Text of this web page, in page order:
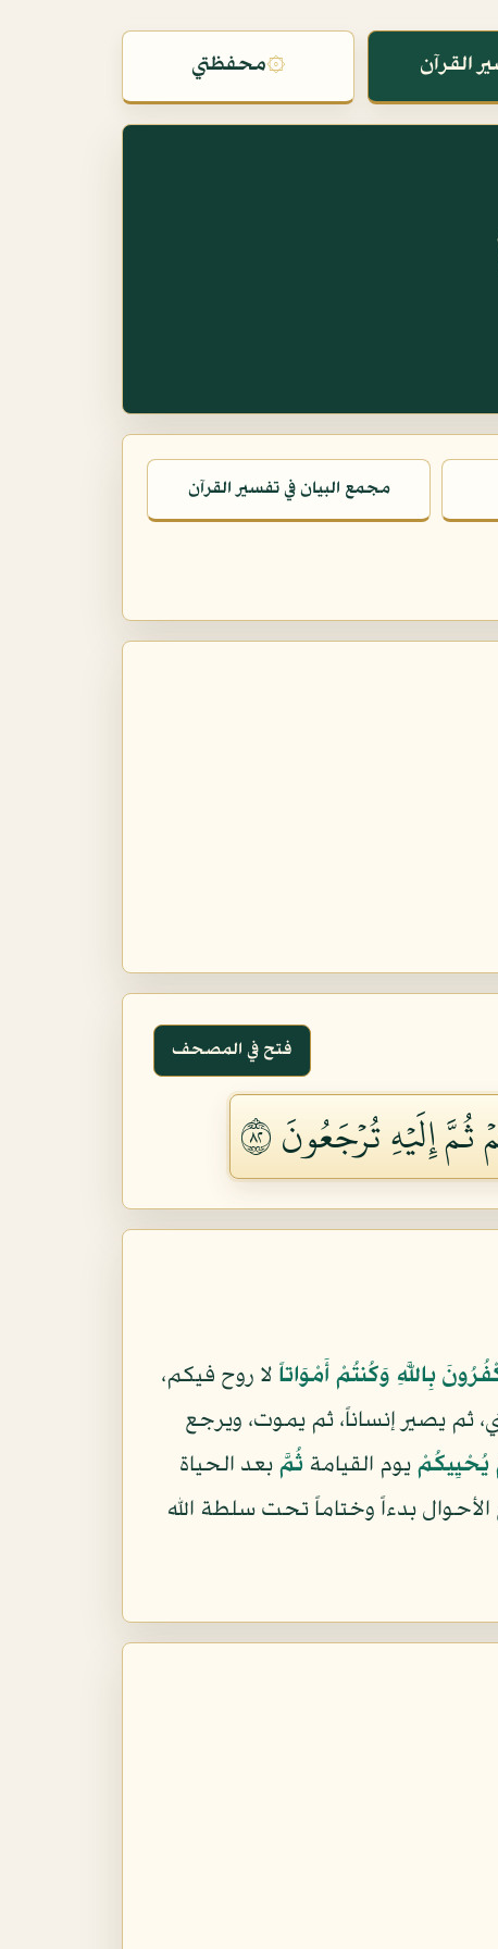
القرآن ۞محفظتي
مجمع البيان في تفسير القرآن
فتح في المصحف
إِلَيۡهِ تُرۡجَعُونَ ٢٨
بِاللَّهِ وَكُنتُمْ أَمْوَاتاً لا روح فيكم،
ثم يصير إنساناً، ثم يموت، ويرجع
يُحْيِيكُمْ يوم القيامة ثُمَّ بعد الحياة
بدءاً وختاماً تحت سلطة الله